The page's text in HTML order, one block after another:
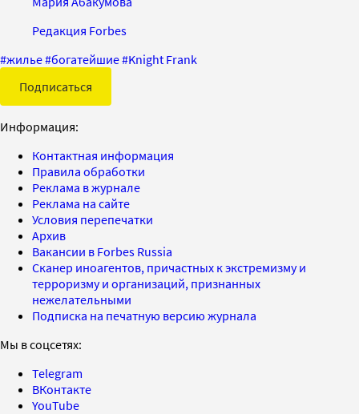
Редакция Forbes
#жилье#богатейшие#Knight Frank
Подписаться
Информация:
Контактная информация
Правила обработки
Реклама в журнале
Реклама на сайте
Условия перепечатки
Архив
Вакансии в Forbes Russia
Сканер иноагентов, причастных к экстремизму и
терроризму и организаций, признанных
нежелательными
Подписка на печатную версию журнала
Мы в соцсетях:
Telegram
ВКонтакте
YouTube